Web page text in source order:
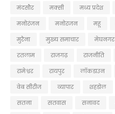
मंदसौर
मक्सी मध्य प्रदेश
मनोरंजन
मनोरजन महू
मुरैना
मु्ख्य समाचार मेघनगर
रतलाम
राजगढ़ राजनीति
रामेश्वर
रायपुर लॉकडाउन
वेब सीरीज
व्यापार शहडोल
सतना
सतवास सनावद